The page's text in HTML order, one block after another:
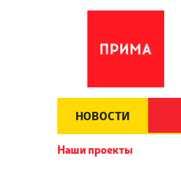
НОВОСТИ
Наши проекты